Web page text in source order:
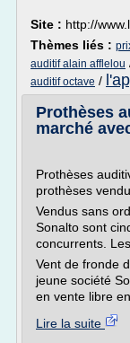
Site : http://
Thèmes liés :
auditif alain afflelou
auditif octave /
Prothèses
marché
Prothèses
prothèses
Vendus sans
Sonalto sont
concurrents.
Vent de fronde
jeune société
en vente libre
Lire la suite